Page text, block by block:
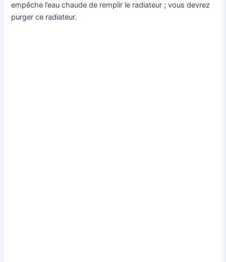
empêche l’eau chaude de remplir le radiateur ; vous devrez
purger ce radiateur.